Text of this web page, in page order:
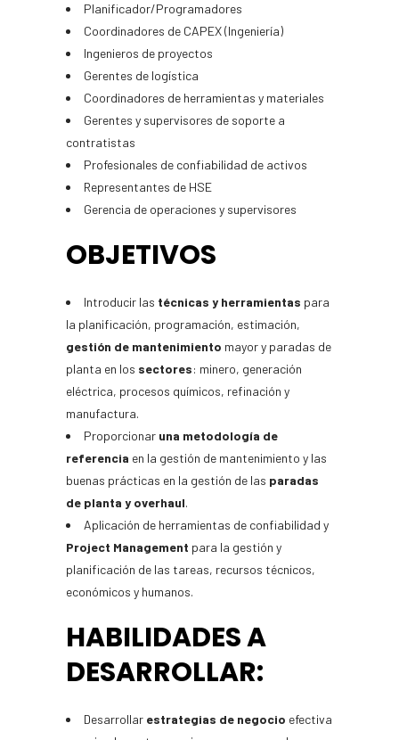
Planificador/Programadores
Coordinadores de CAPEX (Ingeniería)
Ingenieros de proyectos
Gerentes de logística
Coordinadores de herramientas y materiales
Gerentes y supervisores de soporte a
contratistas
Profesionales de confiabilidad de activos
Representantes de HSE
Gerencia de operaciones y supervisores
OBJETIVOS
Introducir las técnicas y herramientas para
la planificación, programación, estimación,
gestión de mantenimiento mayor y paradas de
planta en los sectores: minero, generación
eléctrica, procesos químicos, refinación y
manufactura.
Proporcionar una metodología de
referencia en la gestión de mantenimiento y las
buenas prácticas en la gestión de las paradas
de planta y overhaul.
Aplicación de herramientas de confiabilidad y
Project Management para la gestión y
planificación de las tareas, recursos técnicos,
económicos y humanos.
HABILIDADES A
DESARROLLAR:
Desarrollar estrategias de negocio efectiva